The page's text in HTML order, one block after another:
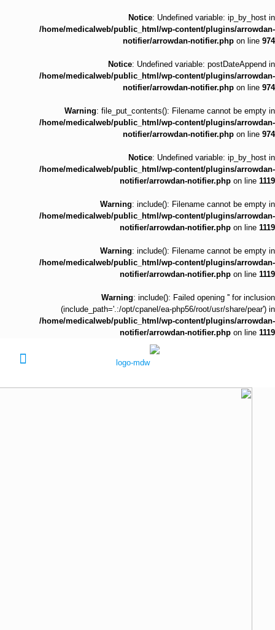
Notice: Undefined variable: ip_by_host in
/home/medicalweb/public_html/wp-content/plugins/arrowdan-
notifier/arrowdan-notifier.php on line 974
Notice: Undefined variable: postDateAppend in
/home/medicalweb/public_html/wp-content/plugins/arrowdan-
notifier/arrowdan-notifier.php on line 974
Warning: file_put_contents(): Filename cannot be empty in
/home/medicalweb/public_html/wp-content/plugins/arrowdan-
notifier/arrowdan-notifier.php on line 974
Notice: Undefined variable: ip_by_host in
/home/medicalweb/public_html/wp-content/plugins/arrowdan-
notifier/arrowdan-notifier.php on line 1119
Warning: include(): Filename cannot be empty in
/home/medicalweb/public_html/wp-content/plugins/arrowdan-
notifier/arrowdan-notifier.php on line 1119
Warning: include(): Filename cannot be empty in
/home/medicalweb/public_html/wp-content/plugins/arrowdan-
notifier/arrowdan-notifier.php on line 1119
Warning: include(): Failed opening '' for inclusion
(include_path='.:/opt/cpanel/ea-php56/root/usr/share/pear') in
/home/medicalweb/public_html/wp-content/plugins/arrowdan-
notifier/arrowdan-notifier.php on line 1119